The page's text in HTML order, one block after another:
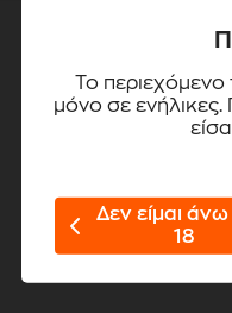
Το περιεχόμενο
μόνο σε ενήλικες.
Δεν είμαι άνω των
18